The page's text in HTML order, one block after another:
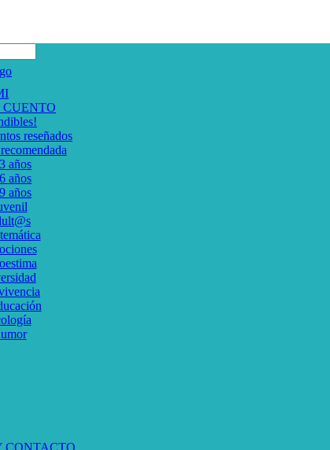
reseñados
años
años
años
CONTACTO